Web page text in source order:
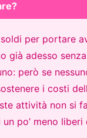
per portare
già adesso
però se
i costi
attività non si
po’ meno liberi